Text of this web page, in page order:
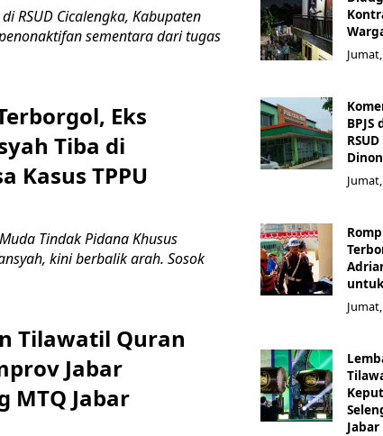
di RSUD Cicalengka, Kabupaten
sementara dari tugas
Eks
Tiba di
Kasus TPPU
Tindak Pidana Khusus
kini berbalik arah. Sosok
Tilawatil Quran
Jabar
MTQ Jabar
Jabar